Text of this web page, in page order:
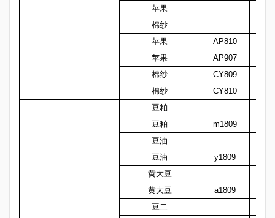
苹果
棉纱
苹果
AP810
苹果
AP907
棉纱
CY809
棉纱
CY810
豆粕
豆粕
m1809
豆油
豆油
y1809
黄大豆
黄大豆
a1809
豆二